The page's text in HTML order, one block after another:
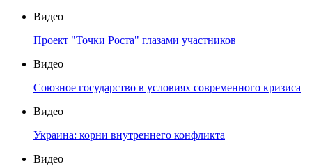
Видео
Проект "Точки Роста" глазами участников
Видео
Союзное государство в условиях современного кризиса
Видео
Украина: корни внутреннего конфликта
Видео